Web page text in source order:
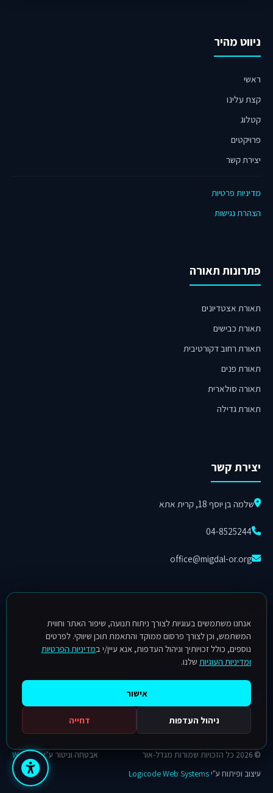
ניווט מהיר
ראשי
קצת עלינו
קטלוג
פרויקטים
יצירת קשר
מדיניות פרטיות
הצהרת נגישות
פתרונות תאורה
תאורת אצטדיונים
תאורת כבישים
תאורת רחוב דקורטיבית
תאורת פנים
תאורה סולארית
תאורת גדילה
יצירת קשר
שלמה בן יוסף 18, קרית אתא
04-8525244
office@migdal-or.org
הישארו מעודכנים בפרויקטים, בחידושים ובפתרונות התאורה המתקדמים
שלנו בעמוד הפייסבוק.
© 2026 כל הזכויות שמורות מגדל-אור אבטחה וניטור ע"יWeblock
עיצוב ופיתוח ע"יLogicode Web Systems
אנחנו משתמשים בעוגיות לצורך ניתוח תנועה, שיפור האתר וחווית
המשתמש, וכן לצורך פרסום ממוקד והתאמת תוכן שיווקי. לפרטים
נוספים, כולל זכויותיך וניהול העדפות, אנא עיין/י במדיניות הפרטיות
ומדיניות העוגיות שלנו.
אישור
ניהול העדפות דחייה